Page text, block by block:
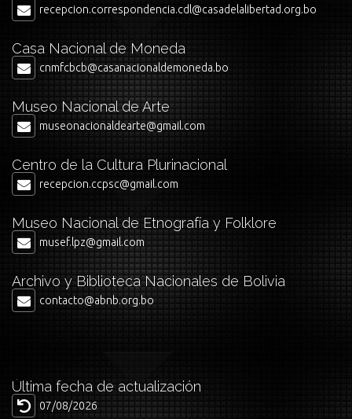
recepcion.correspondencia.cdl@casadelalibertad.org.bo
Casa Nacional de Moneda
cnmfcbcb@casanacionaldemoneda.bo
Museo Nacional de Arte
museonacionaldearte@gmail.com
Centro de la Cultura Plurinacional
recepcion.ccpsc@gmail.com
Museo Nacional de Etnografía y Folklore
musef.lpz@gmail.com
Archivo y Biblioteca Nacionales de Bolivia
contacto@abnb.org.bo
Última fecha de actualización
07/08/2026